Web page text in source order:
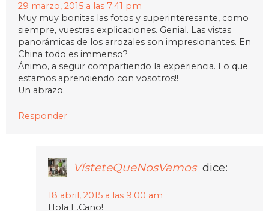
29 marzo, 2015 a las 7:41 pm
Muy muy bonitas las fotos y superinteresante, como
siempre, vuestras explicaciones. Genial. Las vistas
panorámicas de los arrozales son impresionantes. En
China todo es immenso?
Ánimo, a seguir compartiendo la experiencia. Lo que
estamos aprendiendo con vosotros!!
Un abrazo.
Responder
VísteteQueNosVamos dice:
18 abril, 2015 a las 9:00 am
Hola E.Cano!